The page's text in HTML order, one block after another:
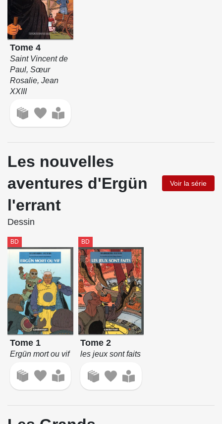
Tome 4
Saint Vincent de
Paul, Sœur
Rosalie, Jean
XXIII
Les nouvelles
aventures d'Ergün
l'errant
Voir la série
Dessin
BD
Tome 1
Ergün mort ou vif
BD
Tome 2
les jeux sont faits